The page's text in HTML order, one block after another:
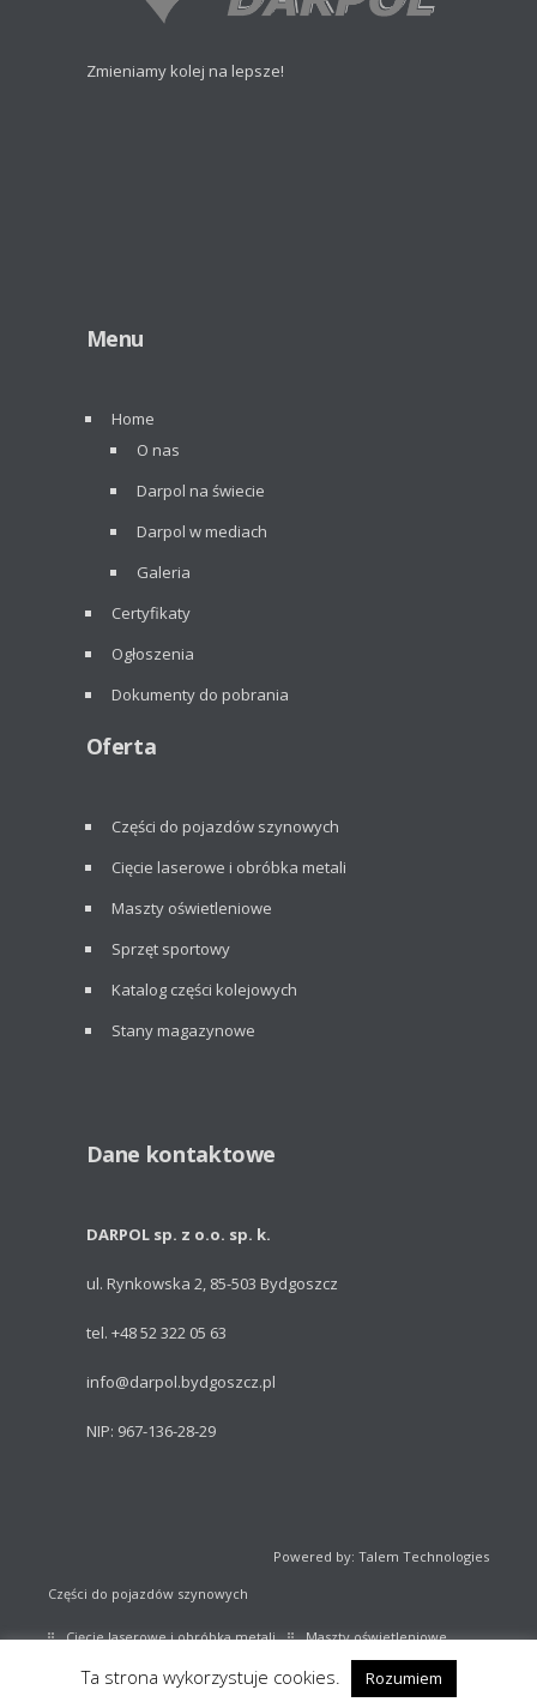
Zmieniamy kolej na lepsze!
Menu
Home
O nas
Darpol na świecie
Darpol w mediach
Galeria
Certyfikaty
Ogłoszenia
Dokumenty do pobrania
Oferta
Części do pojazdów szynowych
Cięcie laserowe i obróbka metali
Maszty oświetleniowe
Sprzęt sportowy
Katalog części kolejowych
Stany magazynowe
Dane kontaktowe
DARPOL sp. z o.o. sp. k.
ul. Rynkowska 2, 85-503 Bydgoszcz
tel. +48 52 322 05 63
info@darpol.bydgoszcz.pl
NIP: 967-136-28-29
Powered by: Talem Technologies
Części do pojazdów szynowych
Cięcie laserowe i obróbka metali Maszty oświetleniowe
Sprzęt sportowy Katalog części kolejowych
Ta strona wykorzystuje cookies. Rozumiem